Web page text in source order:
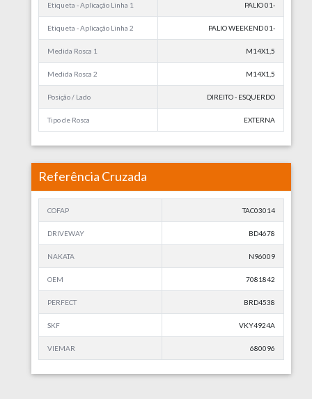
Etiqueta - Aplicação Linha 1 PALIO 01-
Etiqueta - Aplicação Linha 2 PALIO WEEKEND 01-
Medida Rosca 1 M14X1,5
Medida Rosca 2 M14X1,5
Posição / Lado DIREITO - ESQUERDO
Tipo de Rosca EXTERNA
Referência Cruzada
COFAP TAC03014
DRIVEWAY BD4678
NAKATA N96009
OEM 7081842
PERFECT BRD4538
SKF VKY4924A
VIEMAR 680096